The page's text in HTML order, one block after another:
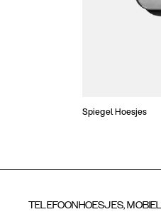
Spiegel Hoesjes
TELEFOONHOESJES,